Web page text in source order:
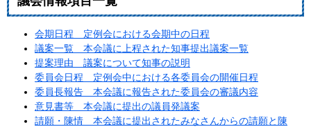
会期日程 定例会における会期中の日程
議案一覧 本会議に上程された知事提出議案一覧
提案理由 議案について知事の説明
委員会日程 定例会中における各委員会の開催日程
委員長報告 本会議に報告された委員会の審議内容
意見書等 本会議に提出の議員発議案
請願・陳情 本会議に提出されたみなさんからの請願と陳